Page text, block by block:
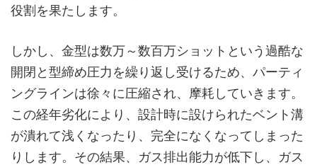
役割を果たします。
しかし、金型は数万～数百万ショットという過酷な
開閉と型締め圧力を繰り返し受けるため、パーティ
ングラインは徐々に圧縮され、摩耗していきます。
この経年劣化により、設計時に設けられたベント溝
が潰れて浅くなったり、完全になくなってしまった
りします。その結果、ガス排出能力が低下し、ガス